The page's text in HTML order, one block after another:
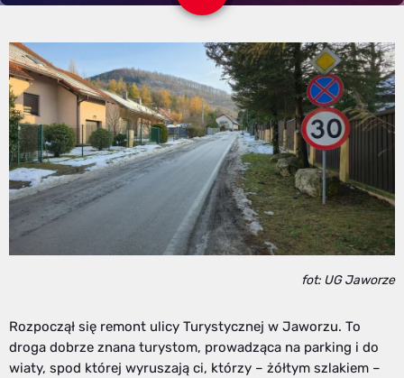
fot: UG Jaworze
Rozpoczął się remont ulicy Turystycznej w Jaworzu. To
droga dobrze znana turystom, prowadząca na parking i do
wiaty, spod której wyruszają ci, którzy – żółtym szlakiem –